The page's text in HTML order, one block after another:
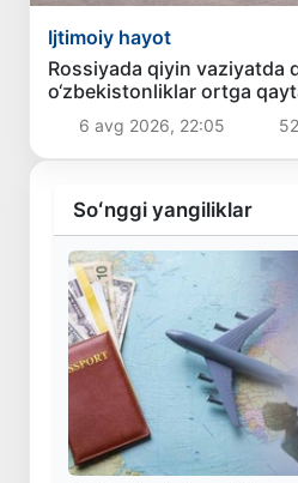
Ijtimoiy hayot
Rossiyada qiyin vaziyatda
o‘zbekistonliklar ortga
6 avg 2026, 22:05
Soʻnggi yangiliklar